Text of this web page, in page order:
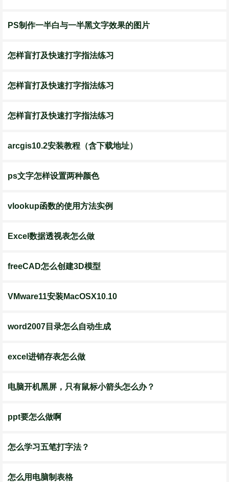
PS制作一半白与一半黑文字效果的图片
怎样盲打及快速打字指法练习
怎样盲打及快速打字指法练习
怎样盲打及快速打字指法练习
arcgis10.2安装教程（含下载地址）
ps文字怎样设置两种颜色
vlookup函数的使用方法实例
Excel数据透视表怎么做
freeCAD怎么创建3D模型
VMware11安装MacOSX10.10
word2007目录怎么自动生成
excel进销存表怎么做
电脑开机黑屏，只有鼠标小箭头怎么办？
ppt要怎么做啊
怎么学习五笔打字法？
怎么用电脑制表格